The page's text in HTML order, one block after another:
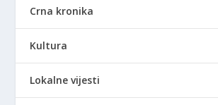
Crna kronika
Kultura
Lokalne vijesti